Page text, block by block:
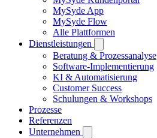
MySyde App
MySyde Flow
Alle Plattformen
Dienstleistungen
Beratung & Prozessanalyse
Software-Implementierung
KI & Automatisierung
Customer Success
Schulungen & Workshops
Prozesse
Referenzen
Unternehmen